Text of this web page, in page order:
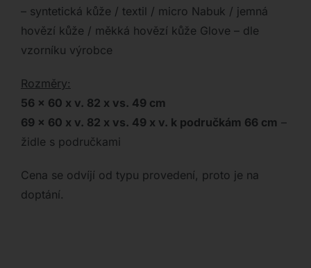
– syntetická kůže / textil / micro Nabuk / jemná
hovězí kůže / měkká hovězí kůže Glove – dle
vzorníku výrobce
Rozměry:
56 x 60 x v. 82 x vs. 49 cm
69 x 60 x v. 82 x vs. 49 x v. k područkám 66 cm –
židle s područkami
Cena se odvíjí od typu provedení, proto je na
doptání.